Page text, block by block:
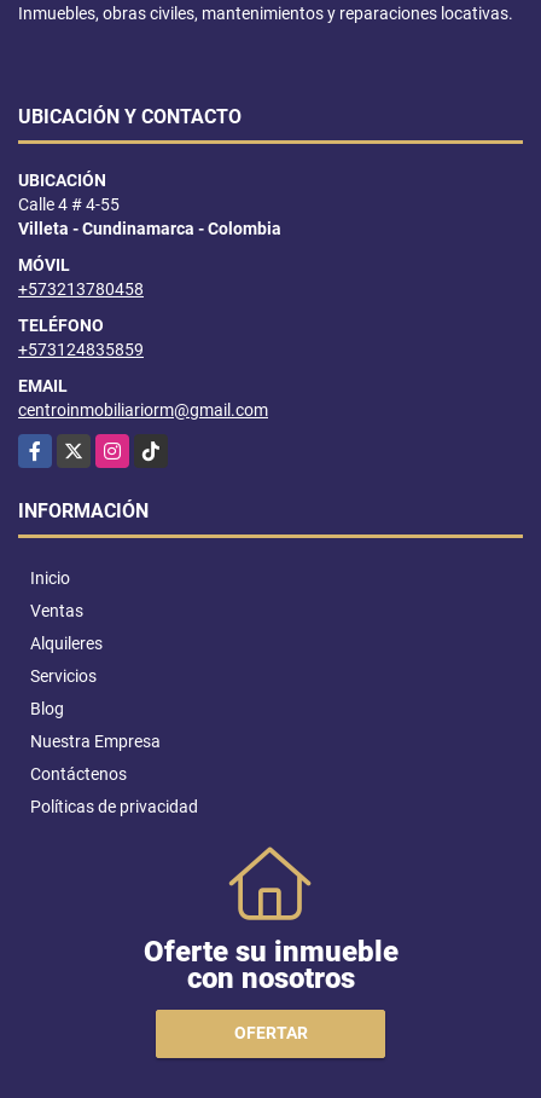
Inmuebles, obras civiles, mantenimientos y reparaciones locativas.
UBICACIÓN Y CONTACTO
UBICACIÓN
Calle 4 # 4-55
Villeta - Cundinamarca - Colombia
MÓVIL
+573213780458
TELÉFONO
+573124835859
EMAIL
centroinmobiliariorm@gmail.com
Facebook
X Instagram
TikTok
INFORMACIÓN
Inicio
Ventas
Alquileres
Servicios
Blog
Nuestra Empresa
Contáctenos
Políticas de privacidad
Oferte su inmueble
con nosotros
OFERTAR